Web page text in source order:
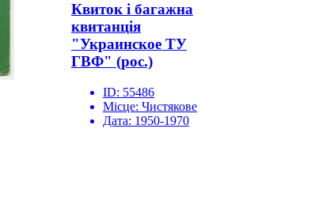
Квиток і багажна
квитанція
"Украинское ТУ
ГВФ" (рос.)
ID: 55486
Місце: Чистякове
Дата: 1950-1970